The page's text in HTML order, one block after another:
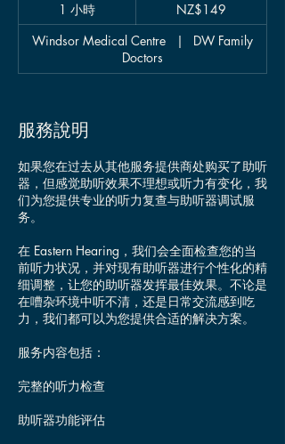
1 小時
小
兰
元
NZ$149
Windsor Medical Centre
|
DW Family
Doctors
服務說明
如果您在过去从其他服务提供商处购买了助听
器，但感觉助听效果不理想或听力有变化，我
们为您提供专业的听力复查与助听器调试服
务。
在 Eastern Hearing，我们会全面检查您的当
前听力状况，并对现有助听器进行个性化的精
细调整，让您的助听器发挥最佳效果。不论是
在嘈杂环境中听不清，还是日常交流感到吃
力，我们都可以为您提供合适的解决方案。
服务内容包括：
完整的听力检查
助听器功能评估